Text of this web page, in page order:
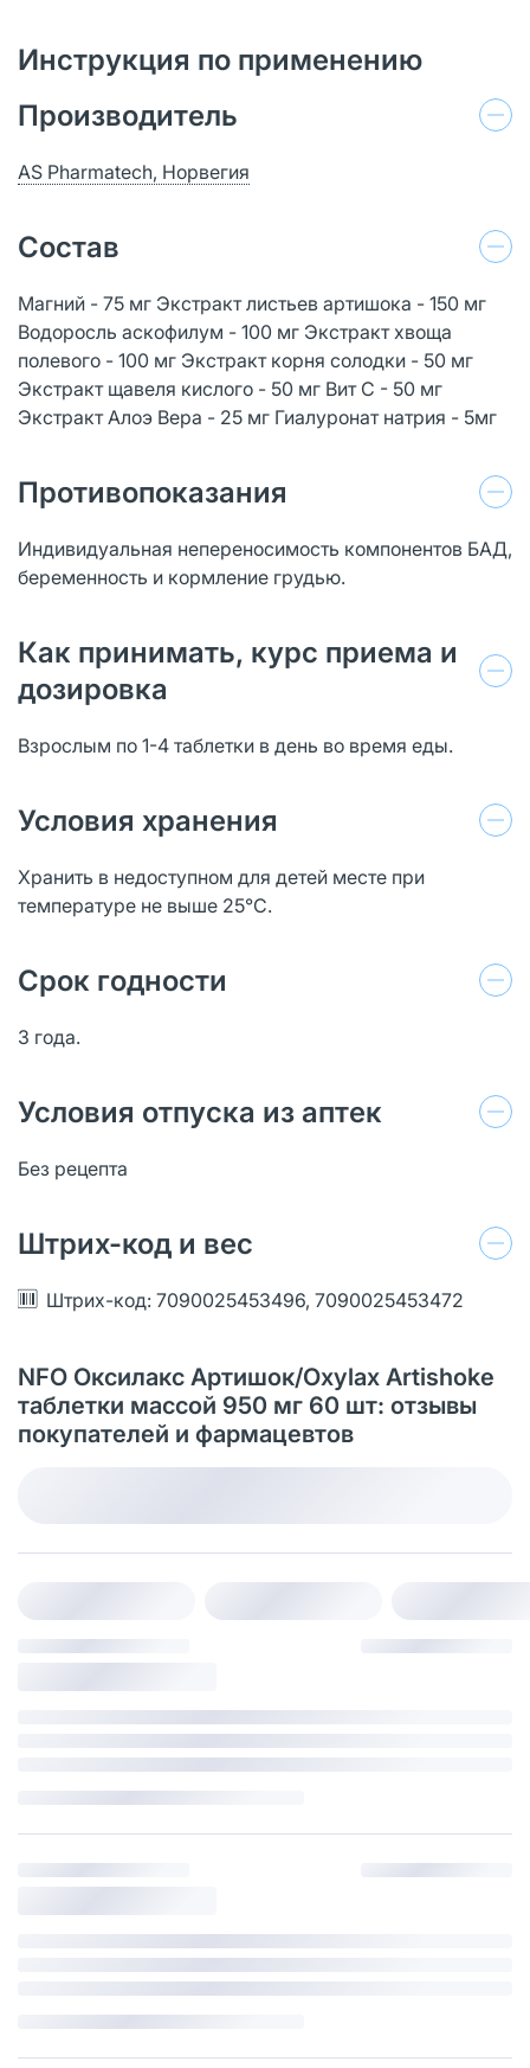
Инструкция по применению
Производитель
AS Pharmatech, Норвегия
Состав
Магний - 75 мг Экстракт листьев артишока - 150 мг
Водоросль аскофилум - 100 мг Экстракт хвоща
полевого - 100 мг Экстракт корня солодки - 50 мг
Экстракт щавеля кислого - 50 мг Вит С - 50 мг
Экстракт Алоэ Вера - 25 мг Гиалуронат натрия - 5мг
Противопоказания
Индивидуальная непереносимость компонентов БАД,
беременность и кормление грудью.
Как принимать, курс приема и
дозировка
Взрослым по 1-4 таблетки в день во время еды.
Условия хранения
Хранить в недоступном для детей месте при
температуре не выше 25°С.
Срок годности
3 года.
Условия отпуска из аптек
Без рецепта
Штрих-код и вес
Штрих-код: 7090025453496, 7090025453472
NFO Оксилакс Артишок/Oxylax Artishoke
таблетки массой 950 мг 60 шт: отзывы
покупателей и фармацевтов